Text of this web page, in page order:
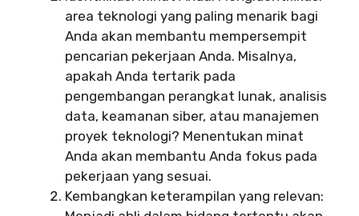
area teknologi yang paling menarik bagi
Anda akan membantu mempersempit
pencarian pekerjaan Anda. Misalnya,
apakah Anda tertarik pada
pengembangan perangkat lunak, analisis
data, keamanan siber, atau manajemen
proyek teknologi? Menentukan minat
Anda akan membantu Anda fokus pada
pekerjaan yang sesuai.
Kembangkan keterampilan yang relevan: